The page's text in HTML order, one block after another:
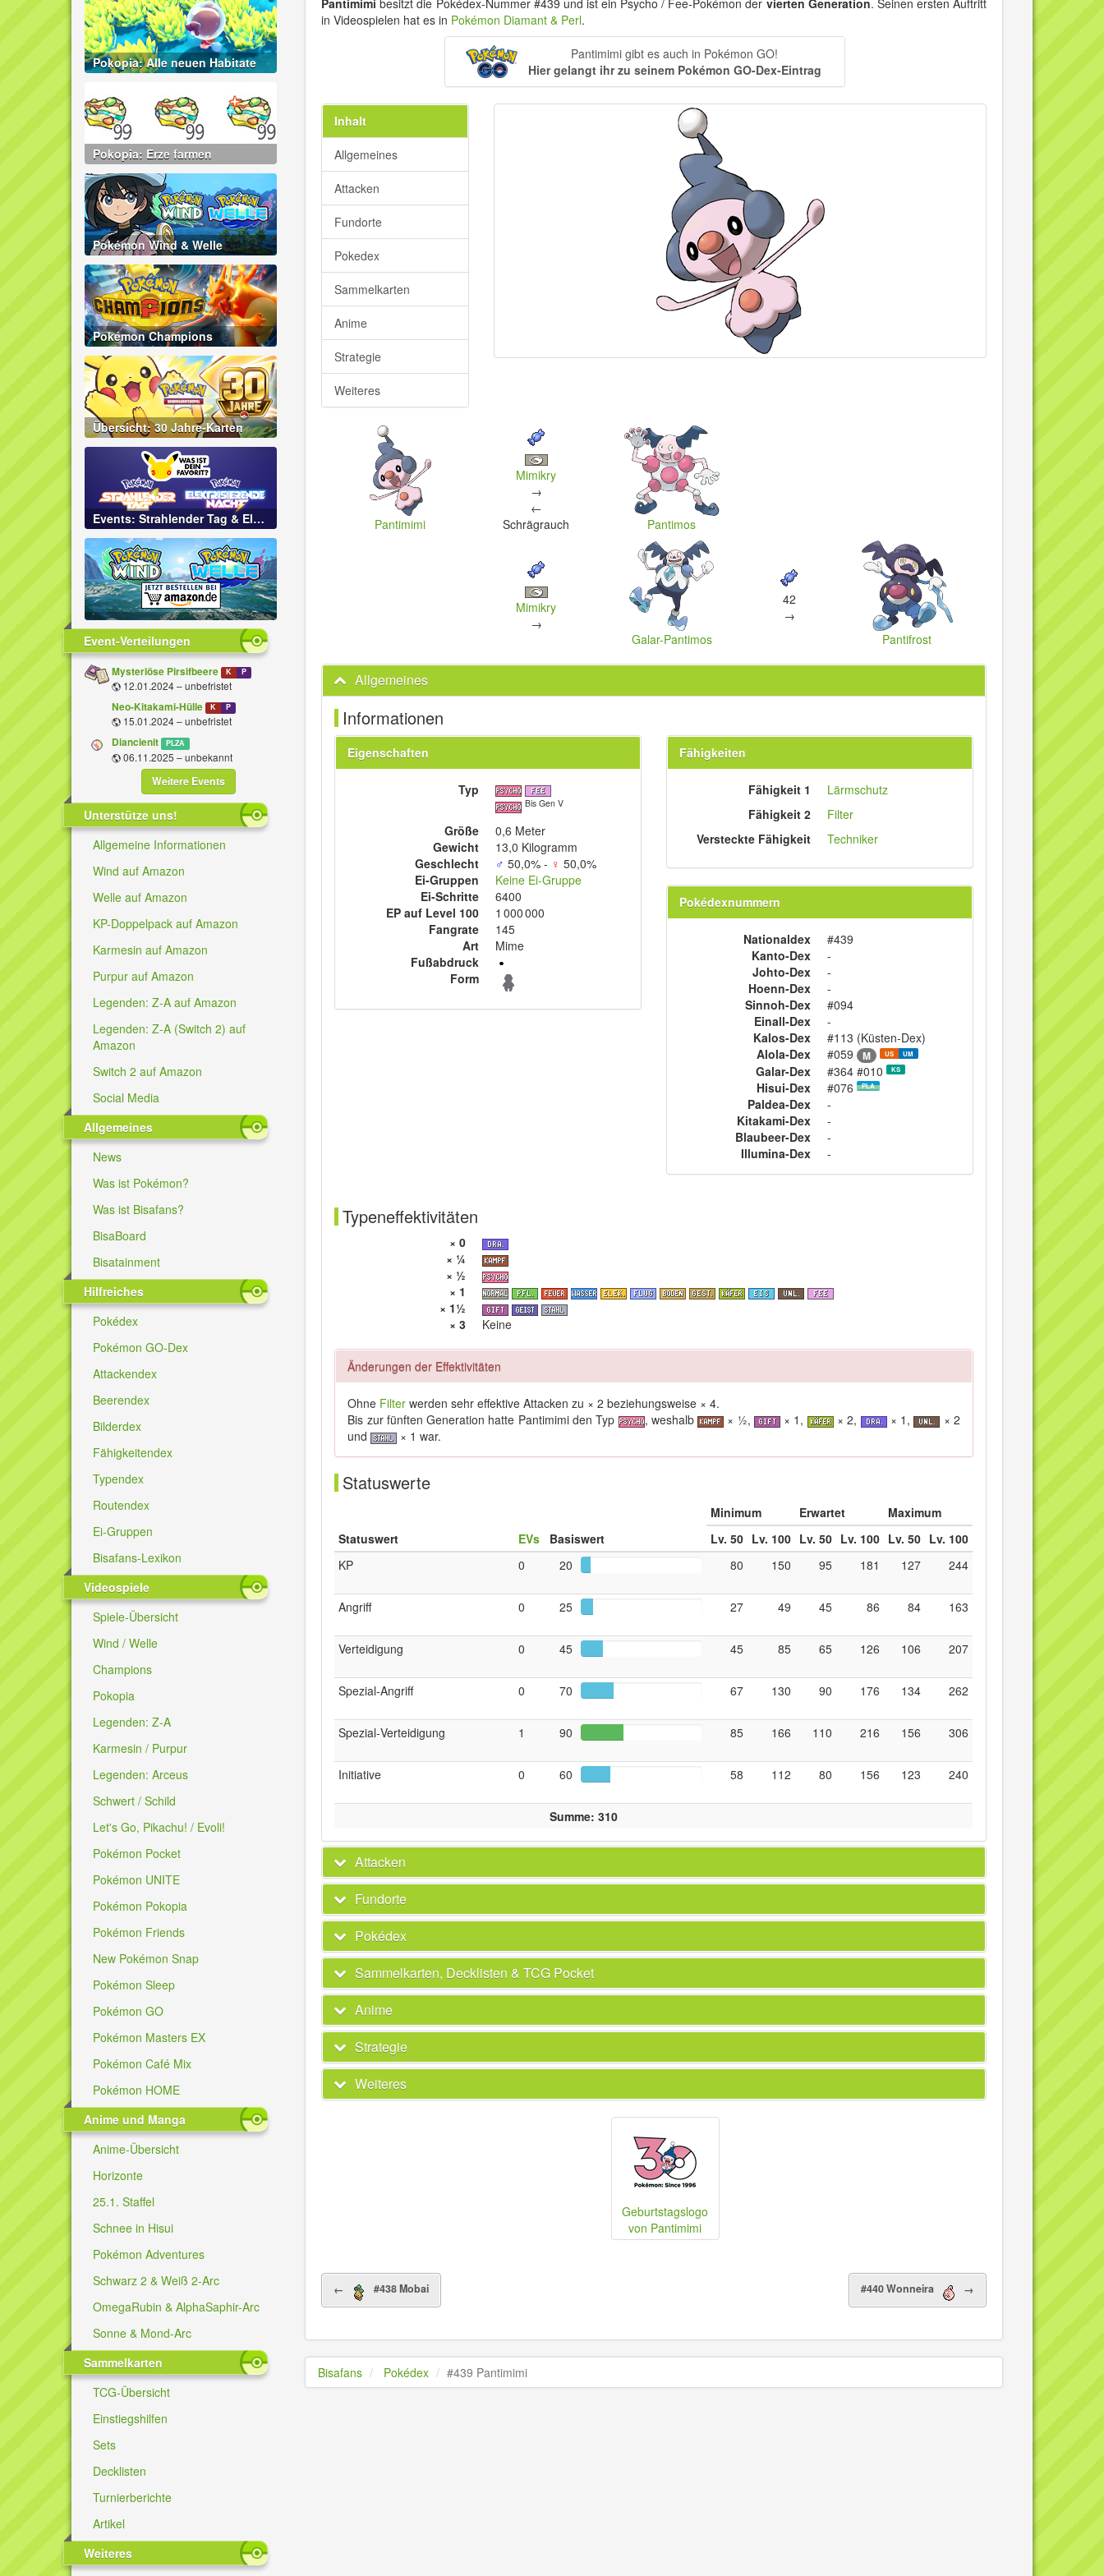
Pokopia: Alle neuen Habitate
Pokopia: Erze farmen
Pokémon Wind & Welle
Pokémon Champions
Übersicht: 30 Jahre-Karten
Events: Strahlender Tag & Elektrisierende Nacht
Event-Verteilungen
Mysteriöse Pirsifbeere K P
12.01.2024 – unbefristet
Neo-Kitakami-Hülle
K P
15.01.2024 – unbefristet
Diancienit
PLZA
06.11.2025 – unbekannt
Weitere Events
Unterstütze uns!
Allgemeine Informationen
Wind auf Amazon
Welle auf Amazon
KP-Doppelpack auf Amazon
Karmesin auf Amazon
Purpur auf Amazon
Legenden: Z-A auf Amazon
Legenden: Z-A (Switch 2) auf
Amazon
Switch 2 auf Amazon
Social Media
Allgemeines
News
Was ist Pokémon?
Was ist Bisafans?
BisaBoard
Bisatainment
Hilfreiches
Pokédex
Pokémon GO-Dex
Attackendex
Beerendex
Bilderdex
Fähigkeitendex
Typendex
Routendex
Ei-Gruppen
Bisafans-Lexikon
Videospiele
Spiele-Übersicht
Wind / Welle
Champions
Pokopia
Legenden: Z-A
Karmesin / Purpur
Legenden: Arceus
Schwert / Schild
Let's Go, Pikachu! / Evoli!
Pokémon Pocket
Pokémon UNITE
Pokémon Pokopia
Pokémon Friends
New Pokémon Snap
Pokémon Sleep
Pokémon GO
Pokémon Masters EX
Pokémon Café Mix
Pokémon HOME
Anime und Manga
Anime-Übersicht
Horizonte
25.1. Staffel
Schnee in Hisui
Pokémon Adventures
Schwarz 2 & Weiß 2-Arc
OmegaRubin & AlphaSaphir-Arc
Sonne & Mond-Arc
Sammelkarten
TCG-Übersicht
Einstiegshilfen
Sets
Decklisten
Turnierberichte
Artikel
Weiteres
Pantimimi besitzt die Pokédex-Nummer #439 und ist ein Psycho / Fee-Pokémon der vierten Generation. Seinen ersten Auftritt
in Videospielen hat es in Pokémon Diamant & Perl.
Pantimimi gibt es auch in Pokémon GO!
Hier gelangt ihr zu seinem Pokémon GO-Dex-Eintrag
Inhalt
Allgemeines
Attacken
Fundorte
Pokedex
Sammelkarten
Anime
Strategie
Weiteres
Pantimimi
Mimikry
→
←
Schrägrauch
Pantimos
Mimikry
→
Galar-Pantimos
42
→
Pantifrost
Allgemeines
Informationen
Eigenschaften
Typ
Bis Gen V
Größe
0,6 Meter
Gewicht
13,0 Kilogramm
Geschlecht
♂ 50,0% - ♀ 50,0%
Ei-Gruppen
Keine Ei-Gruppe
Ei-Schritte
6400
EP auf Level 100
1 000 000
Fangrate
145
Art
Mime
Fußabdruck
Form
Fähigkeiten
Fähigkeit 1
Lärmschutz
Fähigkeit 2
Filter
Versteckte Fähigkeit
Techniker
Pokédexnummern
Nationaldex
#439
Kanto-Dex
-
Johto-Dex
-
Hoenn-Dex
-
Sinnoh-Dex
#094
Einall-Dex
-
Kalos-Dex
#113 (Küsten-Dex)
Alola-Dex
#059 M US UM
Galar-Dex #364 #010 KS
Hisui-Dex #076 PLA
Paldea-Dex
-
Kitakami-Dex
-
Blaubeer-Dex
-
Illumina-Dex
-
Typeneffektivitäten
× 0
× ¼
× ½
× 1
× 1½
× 3
Keine
Änderungen der Effektivitäten
Ohne Filter werden sehr effektive Attacken zu × 2 beziehungsweise × 4.
Bis zur fünften Generation hatte Pantimimi den Typ
, weshalb × ½, × 1, × 2, × 1,
× 2
und
× 1 war.
Statuswerte
Statuswert EVs Basiswert
Minimum Erwartet
Maximum
Lv. 50 Lv. 100 Lv. 50 Lv. 100 Lv. 50 Lv. 100
KP
0 20 80 150 95 181 127 244
Angriff 0 25 27 49 45 86 84 163
Verteidigung 0 45 45 85 65 126 106 207
Spezial‑Angriff 0 70 67 130 90 176 134 262
Spezial‑Verteidigung 1 90 85 166 110 216 156 306
Initiative 0 60 58 112 80 156 123 240
Summe: 310
Attacken
Fundorte
Pokédex
Sammelkarten, Decklisten & TCG Pocket
Anime
Strategie
Weiteres
Geburtstagslogo
von Pantimimi
← #438 Mobai #440 Wonneira →
Bisafans Pokédex #439 Pantimimi